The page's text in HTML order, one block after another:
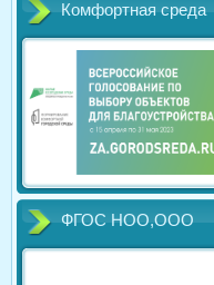
Комфортная среда
ФГОС НОО,ООО